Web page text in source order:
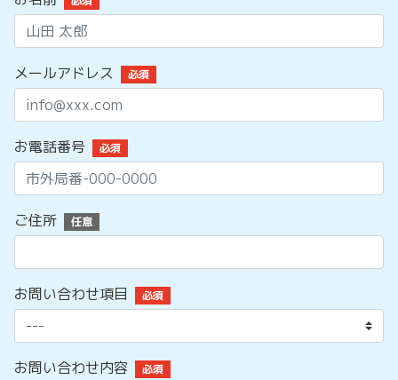
メールアドレス 必須
お電話番号 必須
ご住所 任意
お問い合わせ項目 必須
お問い合わせ内容 必須